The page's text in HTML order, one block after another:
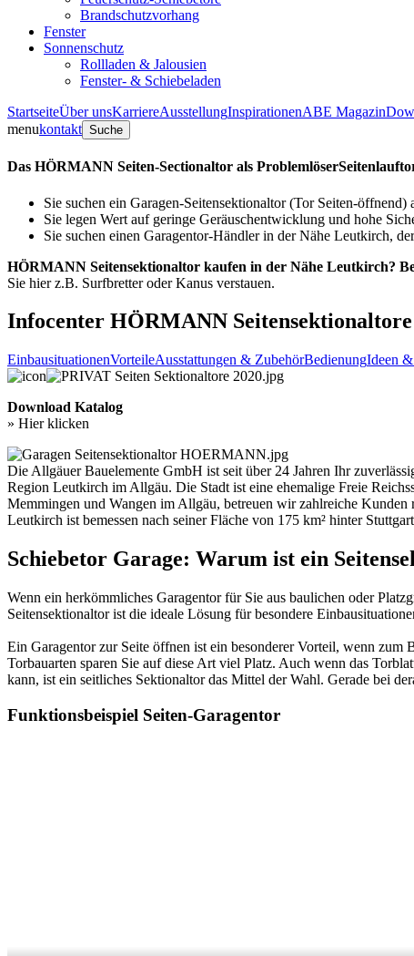
Brandschutzvorhang
Fenster
Sonnenschutz
Rollladen & Jalousien
Fenster- & Schiebeladen
StartseiteÜber unsKarriereAusstellungInspirationenABE Magazin
menukontakt Suche
Das HÖRMANN Seiten-Sectionaltor als Problemlöser
Sie suchen ein Garagen-Seitensektionaltor (Tor Seiten-öffnend)
Sie legen Wert auf geringe Geräuschentwicklung und hohe
Sie suchen einen Garagentor-Händler in der Nähe Leutkirch,
HÖRMANN Seitensektionaltor kaufen in der Nähe Leutkirch?
Sie hier z.B. Surfbretter oder Kanus verstauen.
Infocenter HÖRMANN Seitensektionaltore
EinbausituationenVorteileAusstattungen & ZubehörBedienungIdeen
Download Katalog
» Hier klicken
Die Allgäuer Bauelemente GmbH ist seit über 24 Jahren Ihr
Region Leutkirch im Allgäu. Die Stadt ist eine ehemalige Freie
Memmingen und Wangen im Allgäu, betreuen wir zahlreiche
Leutkirch ist bemessen nach seiner Fläche von 175 km² hinter
Schiebetor Garage: Warum ist ein
Wenn ein herkömmliches Garagentor für Sie aus baulichen oder
Seitensektionaltor ist die ideale Lösung für besondere
Ein Garagentor zur Seite öffnen ist ein besonderer Vorteil, wenn
Torbauarten sparen Sie auf diese Art viel Platz. Auch wenn das
kann, ist ein seitliches Sektionaltor das Mittel der Wahl. Gerade bei
Funktionsbeispiel Seiten-Garagentor